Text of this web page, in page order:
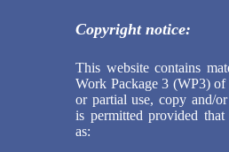
Copyright notice:
This website contains
Work Package 3 (WP3)
or partial use, copy and/
is permitted provided
as: